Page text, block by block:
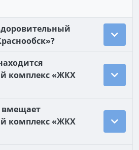
комплекс «ЖКХ
вмещает
комплекс «ЖКХ